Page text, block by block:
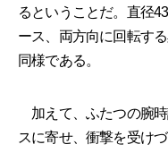
るということだ。直径
ース、両方向に回転す
同様である。
加えて、ふたつの腕
スに寄せ、衝撃を受け